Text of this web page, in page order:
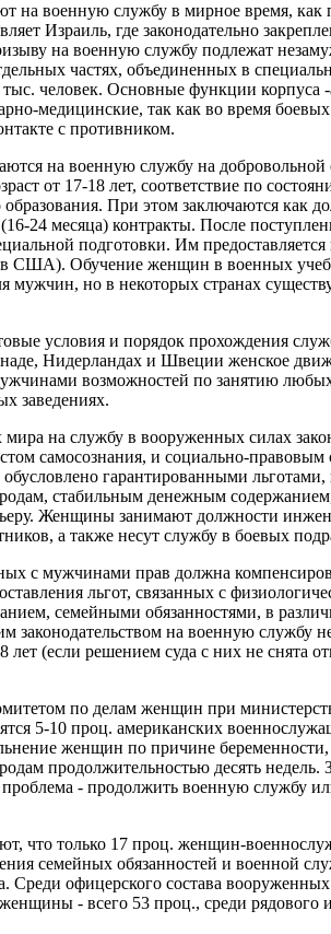
на военную службу в мирное время, как
Израиль, где законодательно
на военную службу подлежат
частях, объединенных в
человек. Основные функции корпуса
медицинские, так как во время
с противником.
на военную службу на
от 17-18 лет, соответствие по
При этом заключаются как
24 месяца) контракты. После
подготовки. Им
США). Обучение женщин в военных
мужчин, но в некоторых странах
условия и порядок прохождения
Нидерландах и Швеции женское
возможностей по занятию
заведениях.
на службу в вооруженных силах
самосознания, и социально-правовым
гарантированными льготами,
стабильным денежным
Женщины занимают должности
а также несут службу в боевых
с мужчинами прав должна
льгот, связанных с
семейными обязанностями, в
законодательством на военную службу
(если решением суда с них не снята
по делам женщин при
5-10 проц. американских
женщин по причине беременности,
продолжительностью десять недель.
- продолжить военную службу
что только 17 проц. женщин-
семейных обязанностей и военной
Среди офицерского состава
- всего 53 проц., среди рядового и